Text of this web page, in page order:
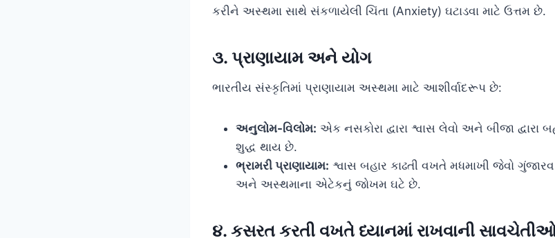
કરીને અસ્થમા સાથે સંકળાયેલી ચિંતા (Anxiety) ઘટાડવા માટે ઉત્તમ છે.
૩. પ્રાણાયામ અને યોગ
ભારતીય સંસ્કૃતિમાં પ્રાણાયામ અસ્થમા માટે આશીર્વાદરૂપ છે:
અનુલોમ-વિલોમ: એક નસકોરા દ્વારા શ્વાસ લેવો અને બીજા દ્વારા
શુદ્ધ થાય છે.
ભ્રામરી પ્રાણાયામ: શ્વાસ બહાર કાઢતી વખતે મધમાખી જેવો
અને અસ્થમાના એટેકનું જોખમ ઘટે છે.
૪. કસરત કરતી વખતે ધ્યાનમાં રાખવાની